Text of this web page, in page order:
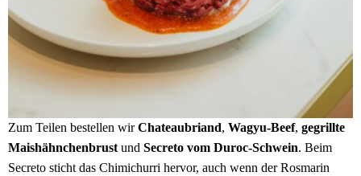
Zum Teilen bestellen wirChateaubriand, Wagyu-Beef, gegrillte
Maishähnchenbrust und Secreto vom Duroc-Schwein. Beim
Secreto sticht das Chimichurri hervor, auch wenn der Rosmarin